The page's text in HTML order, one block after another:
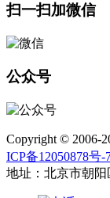
扫一扫加微信
公众号
Copyright © 2006-
ICP备12050878号-
地址：北京市朝